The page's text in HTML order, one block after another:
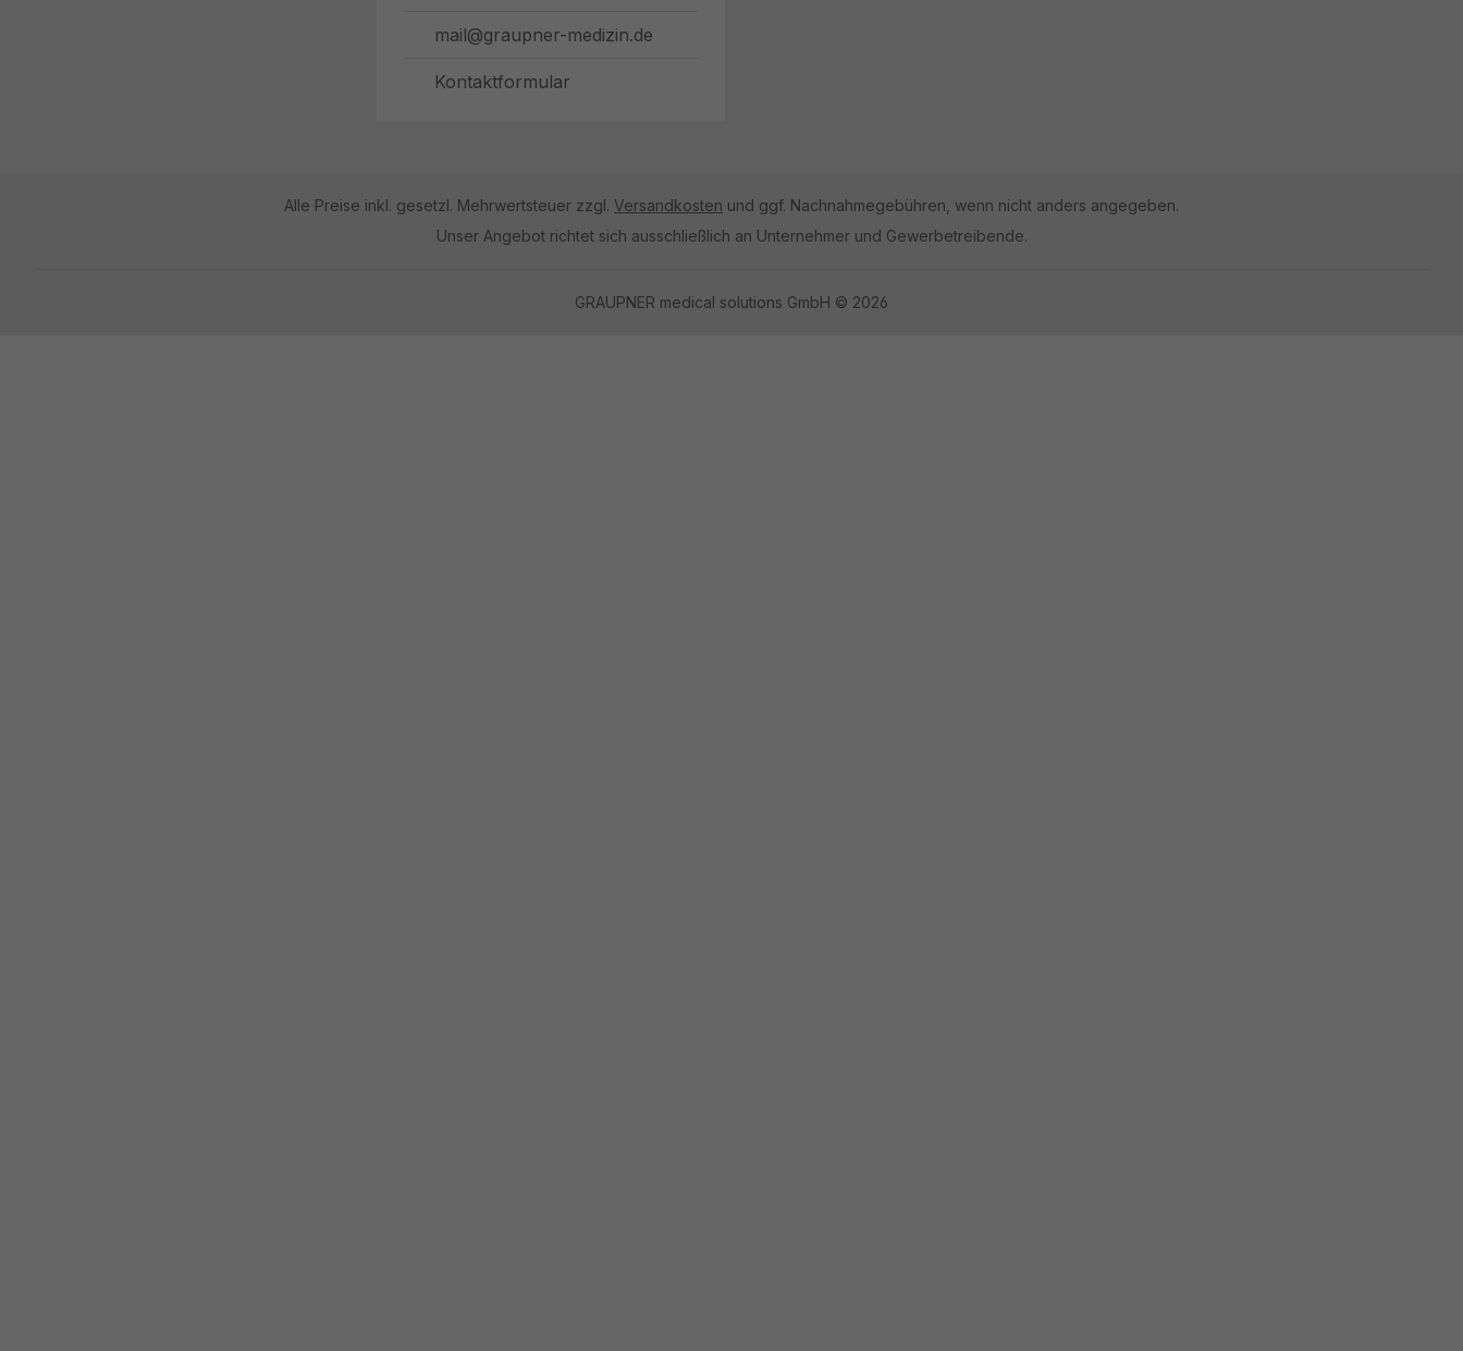
mail@graupner-medizin.de
Kontaktformular
Alle Preise inkl. gesetzl. Mehrwertsteuer zzgl. Versandkosten und ggf. Nachnahmegebühren, wenn nicht anders angegeben.
Unser Angebot richtet sich ausschließlich an Unternehmer und Gewerbetreibende.
GRAUPNER medical solutions GmbH © 2026